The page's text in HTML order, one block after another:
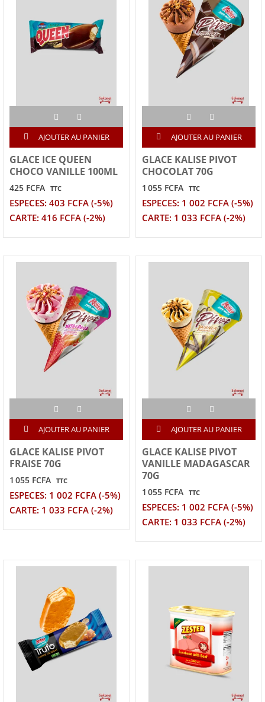
AJOUTER AU PANIER
GLACE ICE QUEEN
CHOCO VANILLE 100ML
425 FCFA TTC
ESPECES: 403 FCFA (-5%)
CARTE: 416 FCFA (-2%)
AJOUTER AU PANIER
GLACE KALISE PIVOT
CHOCOLAT 70G
1 055 FCFA TTC
ESPECES: 1 002 FCFA (-5%)
CARTE: 1 033 FCFA (-2%)
AJOUTER AU PANIER
GLACE KALISE PIVOT
FRAISE 70G
1 055 FCFA TTC
ESPECES: 1 002 FCFA (-5%)
CARTE: 1 033 FCFA (-2%)
AJOUTER AU PANIER
GLACE KALISE PIVOT
VANILLE MADAGASCAR
70G
1 055 FCFA TTC
ESPECES: 1 002 FCFA (-5%)
CARTE: 1 033 FCFA (-2%)